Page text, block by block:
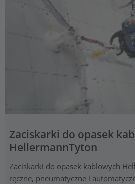
Zaciskarki do opasek
HellermannTyton
Zaciskarki do opasek kablowych
ręczne, pneumatyczne i